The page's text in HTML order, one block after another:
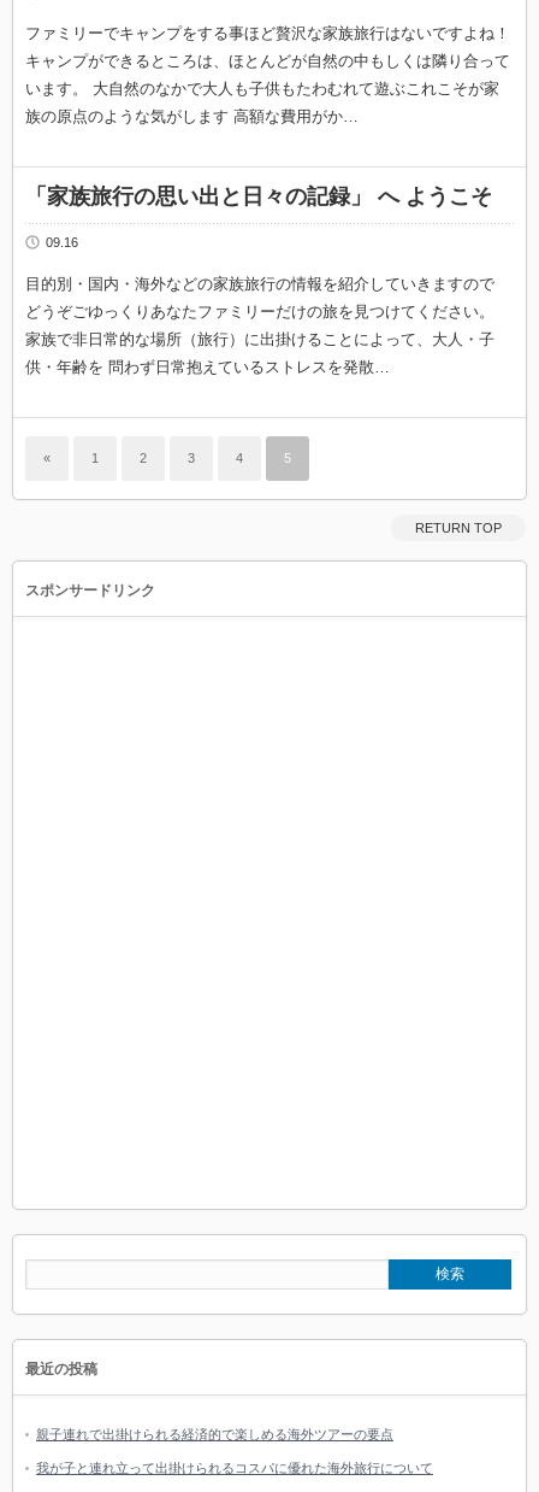
ファミリーでキャンプをする事ほど贅沢な家族旅行はないですよね！
キャンプができるところは、ほとんどが自然の中もしくは隣り合って
います。 大自然のなかで大人も子供もたわむれて遊ぶこれこそが家
族の原点のような気がします 高額な費用がか…
「家族旅行の思い出と日々の記録」 へ ようこそ
09.16
目的別・国内・海外などの家族旅行の情報を紹介していきますので
どうぞごゆっくりあなたファミリーだけの旅を見つけてください。
家族で非日常的な場所（旅行）に出掛けることによって、大人・子
供・年齢を 問わず日常抱えているストレスを発散…
« 1 2 3 4 5
RETURN TOP
スポンサードリンク
最近の投稿
親子連れで出掛けられる経済的で楽しめる海外ツアーの要点
我が子と連れ立って出掛けられるコスパに優れた海外旅行について